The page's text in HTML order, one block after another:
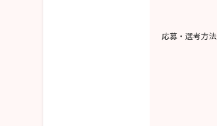
応募・選考方法